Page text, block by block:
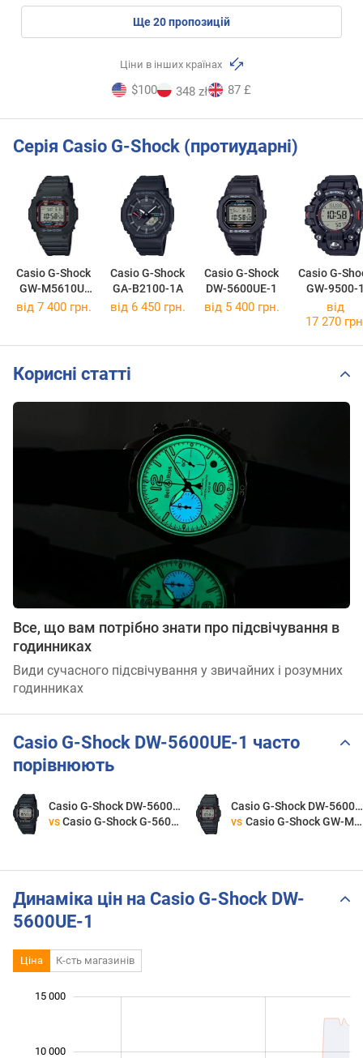
ще20пропозицій
Ціни в інших країнах
$100 348 zł 87 £
Серія Casio G-Shock (протиударні)
Casio G-Shock
GW-M5610U-
1E
Casio G-Shock
GA-B2100-1A
Casio G-Shock
DW-5600UE-1
Casio G-
GW-9500-
від 7 400 грн. від 6 450 грн. від 5 400 грн.
від
17 270
Корисні статті
Все, що вам потрібно знати про підсвічування в
годинниках
Види сучасного підсвічування у звичайних і розумних
годинниках
Casio G-Shock DW-5600UE-1 часто
порівнюють
Casio G-Shock DW-5600UE-1
vs Casio G-Shock G-5600UE-1
Casio G-Shock DW-5600UE-1
vs Casio G-Shock GW-M5610U-1E
Динаміка цін на Casio G-Shock DW-
5600UE-1
Ціна К-сть магазинів
15 000
10 000